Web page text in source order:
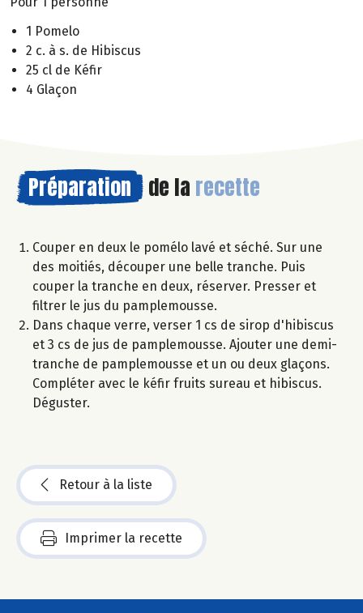
1 Pomelo
2 c. à s. de Hibiscus
25 cl de Kéfir
4 Glaçon
Préparation de la recette
Couper en deux le pomélo lavé et séché. Sur une
des moitiés, découper une belle tranche. Puis
couper la tranche en deux, réserver. Presser et
filtrer le jus du pamplemousse.
Dans chaque verre, verser 1 cs de sirop d'hibiscus
et 3 cs de jus de pamplemousse. Ajouter une demi-
tranche de pamplemousse et un ou deux glaçons.
Compléter avec le kéfir fruits sureau et hibiscus.
Déguster.
Retour à la liste
Imprimer la recette